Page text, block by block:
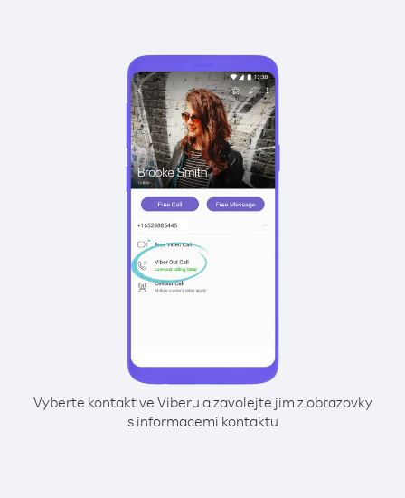
Vyberte kontakt ve Viberu a zavolejte jim z obrazovky
s informacemi kontaktu